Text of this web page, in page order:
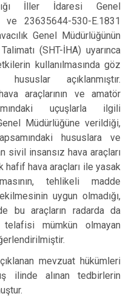
İller İdaresi Genel
ve 23635644-530-E.1831
Genel Müdürlüğünün
(SHT-İHA) uyarınca
kullanılmasında göz
açıklanmıştır.
araçlarının ve amatör
uçuşlarla ilgili
Müdürlüğüne verildiği,
hususlara ve
sivil insansız hava araçları
hafif hava araçları ile yasak
tehlikeli madde
uygun olmadığı,
bu araçların radarda da
telafisi mümkün olmayan
mevzuat hükümleri
ilinde alınan tedbirlerin